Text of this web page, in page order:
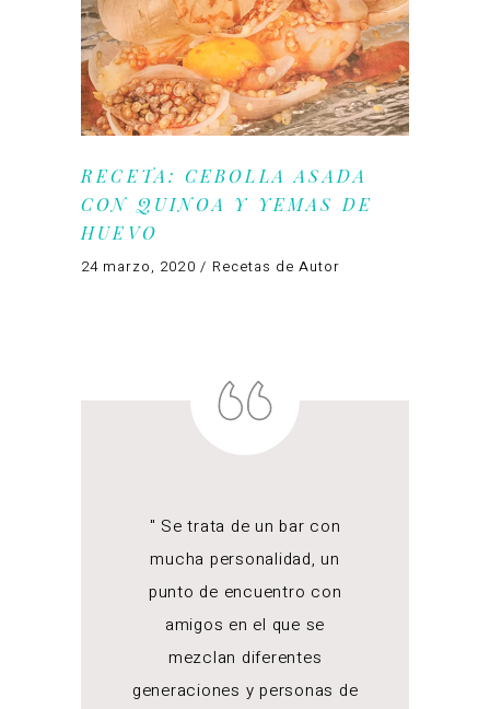
RECETA: CEBOLLA ASADA
CON QUINOA Y YEMAS DE
HUEVO
24 marzo, 2020 Recetas de Autor
" Se trata de un bar con
mucha personalidad, un
punto de encuentro con
amigos en el que se
mezclan diferentes
generaciones y personas de